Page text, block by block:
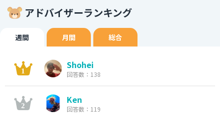
アドバイザーランキング
週間 月間 総合
Shohei
回答数：138
Ken
回答数：119